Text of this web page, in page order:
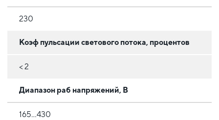
230
Коэф пульсации светового потока, процентов
< 2
Диапазон раб напряжений, В
165...430